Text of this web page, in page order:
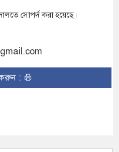
সোপর্দ করা হয়েছে।
করুন :